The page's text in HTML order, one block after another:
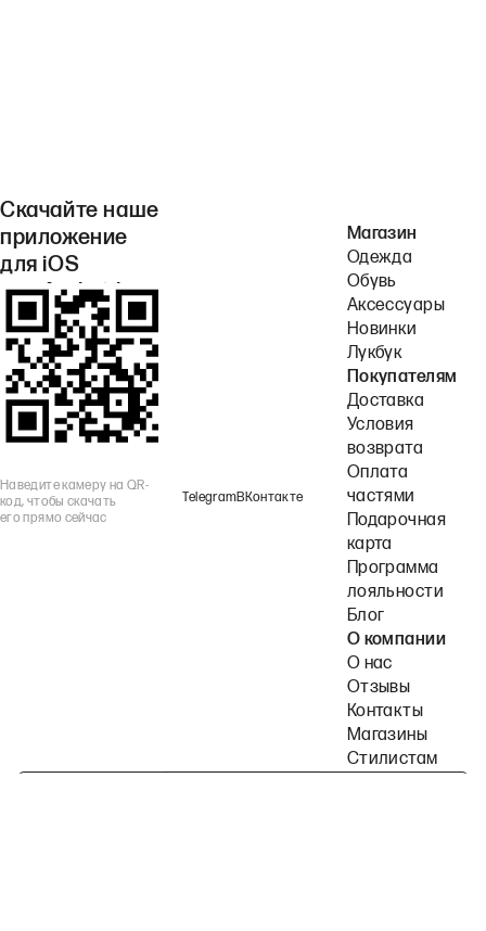
Скачайте наше
приложение
для iOS
или Android.
Наведите камеру на QR-
код, чтобы скачать
его прямо сейчас
TelegramВКонтакте
Магазин
Одежда
Обувь
Аксессуары
Новинки
Лукбук
Покупателям
Доставка
Условия
возврата
Оплата
частями
Подарочная
карта
Программа
лояльности
Блог
О компании
О нас
Отзывы
Контакты
Магазины
Стилистам